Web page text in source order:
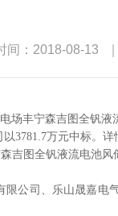
间：2018-08-13
场丰宁森吉图全钒
以3781.7万元中标。详
吉图全钒液流电池
限公司、乐山晟嘉电